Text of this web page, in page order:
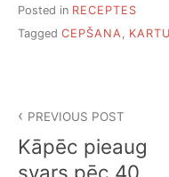
Posted in RECEPTES
Tagged CEPŠANA,
izvēlne
PREVIOUS POST
Kāpēc pieaug
svars pēc 40